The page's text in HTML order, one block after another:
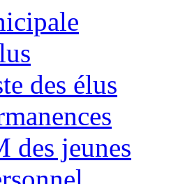
des élus
des jeunes